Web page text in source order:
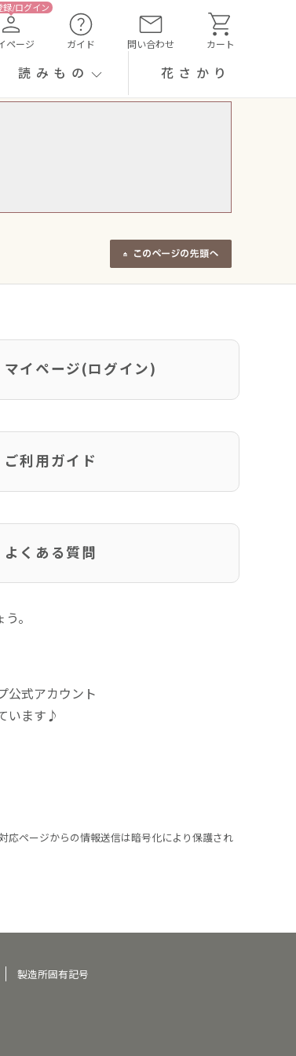
ページ ガイド 問い合わせ カート
読みもの 花さかり
マイページ(ログイン)
ご利用ガイド
よくある質問
。
公式アカウント
います♪
応ページからの情報送信は暗号化により保護され
製造所固有記号